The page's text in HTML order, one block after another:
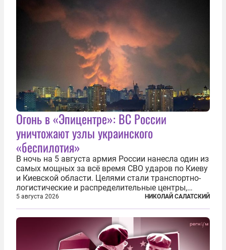
Огонь в «Эпицентре»: ВС России
уничтожают узлы украинского
«беспилотия»
В ночь на 5 августа армия России нанесла один из
самых мощных за всё время СВО ударов по Киеву
и Киевской области. Целями стали транспортно-
логистические и распределительные центры,
которые ВСУ использовали для хранения и
доставки вооружений и грузов военного
назначения. Атака также «накрыла»...
5 августа 2026 НИКОЛАЙ САЛАТСКИЙ